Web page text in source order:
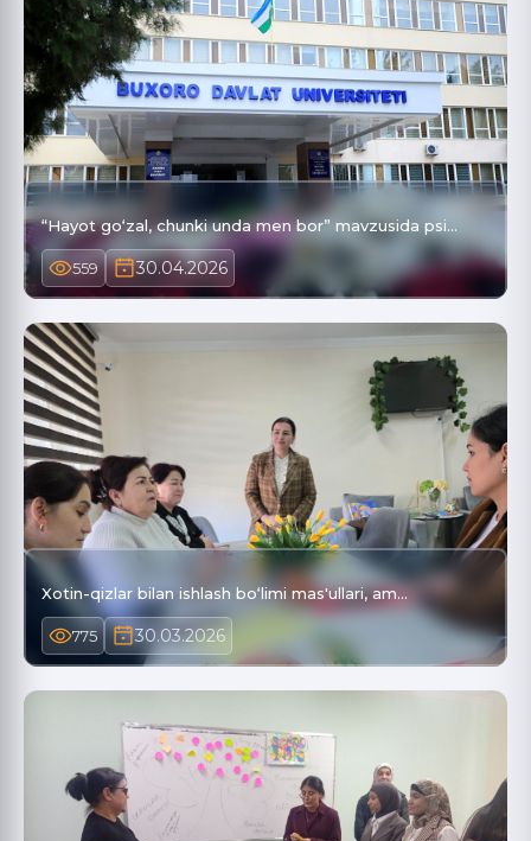
“Hayot go‘zal, chunki unda men bor” mavzusida psi…
559 30.04.2026
Xotin-qizlar bilan ishlash bo‘limi mas'ullari, am…
775 30.03.2026